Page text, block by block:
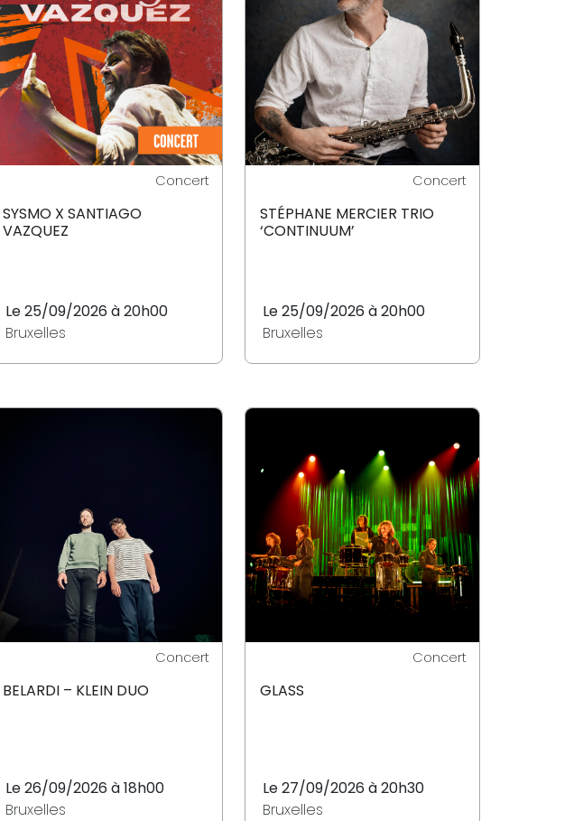
Concert
SYSMO X SANTIAGO
VAZQUEZ
Le 25/09/2026 à 20h00
Bruxelles
Concert
STÉPHANE MERCIER TRIO
‘CONTINUUM’
Le 25/09/2026 à 20h00
Bruxelles
Concert
BELARDI – KLEIN DUO
Le 26/09/2026 à 18h00
Bruxelles
Concert
GLASS
Le 27/09/2026 à 20h30
Bruxelles